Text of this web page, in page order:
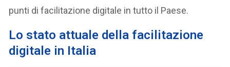
punti di facilitazione digitale in tutto il Paese.
Lo stato attuale della facilitazione
digitale in Italia